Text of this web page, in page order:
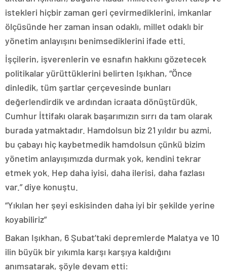
istekleri hiçbir zaman geri çevirmediklerini, imkanlar
ölçüsünde her zaman insan odaklı, millet odaklı bir
yönetim anlayışını benimsediklerini ifade etti.
İşçilerin, işverenlerin ve esnafın hakkını gözetecek
politikalar yürüttüklerini belirten Işıkhan, “Önce
dinledik, tüm şartlar çerçevesinde bunları
değerlendirdik ve ardından icraata dönüştürdük.
Cumhur İttifakı olarak başarımızın sırrı da tam olarak
burada yatmaktadır. Hamdolsun biz 21 yıldır bu azmi,
bu çabayı hiç kaybetmedik hamdolsun çünkü bizim
yönetim anlayışımızda durmak yok, kendini tekrar
etmek yok. Hep daha iyisi, daha ilerisi, daha fazlası
var.” diye konuştu.
“Yıkılan her şeyi eskisinden daha iyi bir şekilde yerine
koyabiliriz”
Bakan Işıkhan, 6 Şubat’taki depremlerde Malatya ve 10
ilin büyük bir yıkımla karşı karşıya kaldığını
anımsatarak, şöyle devam etti: